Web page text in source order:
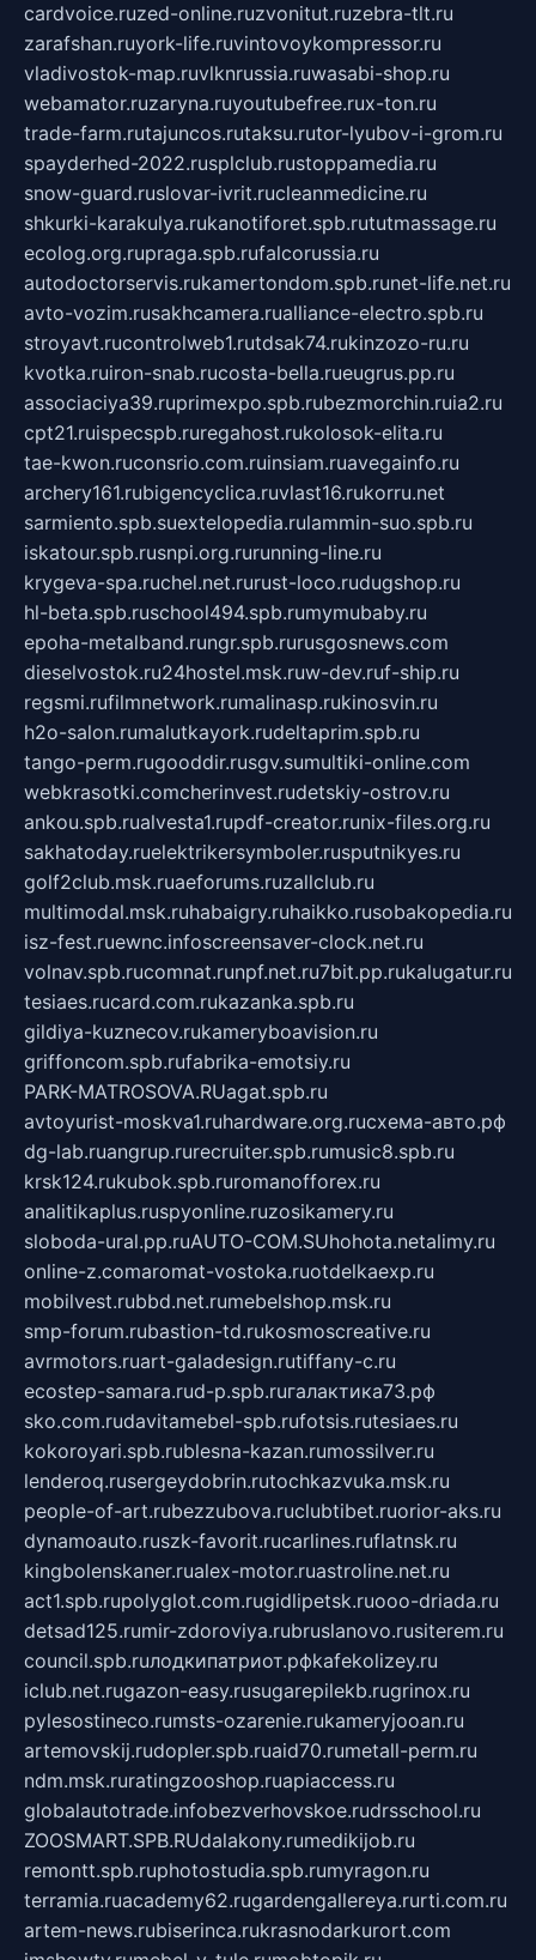
cardvoice.ruzed-online.ruzvonitut.ruzebra-tlt.ru
zarafshan.ruyork-life.ruvintovoykompressor.ru
vladivostok-map.ruvlknrussia.ruwasabi-shop.ru
webamator.ruzaryna.ruyoutubefree.rux-ton.ru
trade-farm.rutajuncos.rutaksu.rutor-lyubov-i-grom.ru
spayderhed-2022.rusplclub.rustoppamedia.ru
snow-guard.ruslovar-ivrit.rucleanmedicine.ru
shkurki-karakulya.rukanotiforet.spb.rututmassage.ru
ecolog.org.rupraga.spb.rufalcorussia.ru
autodoctorservis.rukamertondom.spb.runet-life.net.ru
avto-vozim.rusakhcamera.rualliance-electro.spb.ru
stroyavt.rucontrolweb1.rutdsak74.rukinzozo-ru.ru
kvotka.ruiron-snab.rucosta-bella.rueugrus.pp.ru
associaciya39.ruprimexpo.spb.rubezmorchin.ruia2.ru
cpt21.ruispecspb.ruregahost.rukolosok-elita.ru
tae-kwon.ruconsrio.com.ruinsiam.ruavegainfo.ru
archery161.rubigencyclica.ruvlast16.rukorru.net
sarmiento.spb.suextelopedia.rulammin-suo.spb.ru
iskatour.spb.rusnpi.org.rurunning-line.ru
krygeva-spa.ruchel.net.rurust-loco.rudugshop.ru
hl-beta.spb.ruschool494.spb.rumymubaby.ru
epoha-metalband.rungr.spb.rurusgosnews.com
dieselvostok.ru24hostel.msk.ruw-dev.ruf-ship.ru
regsmi.rufilmnetwork.rumalinasp.rukinosvin.ru
h2o-salon.rumalutkayork.rudeltaprim.spb.ru
tango-perm.rugooddir.rusgv.sumultiki-online.com
webkrasotki.comcherinvest.rudetskiy-ostrov.ru
ankou.spb.rualvesta1.rupdf-creator.runix-files.org.ru
sakhatoday.ruelektrikersymboler.rusputnikyes.ru
golf2club.msk.ruaeforums.ruzallclub.ru
multimodal.msk.ruhabaigry.ruhaikko.rusobakopedia.ru
isz-fest.ruewnc.infoscreensaver-clock.net.ru
volnav.spb.rucomnat.runpf.net.ru7bit.pp.rukalugatur.ru
tesiaes.rucard.com.rukazanka.spb.ru
gildiya-kuznecov.rukameryboavision.ru
griffoncom.spb.rufabrika-emotsiy.ru
PARK-MATROSOVA.RUagat.spb.ru
avtoyurist-moskva1.ruhardware.org.ruсхема-авто.рф
dg-lab.ruangrup.rurecruiter.spb.rumusic8.spb.ru
krsk124.rukubok.spb.ruromanofforex.ru
analitikaplus.ruspyonline.ruzosikamery.ru
sloboda-ural.pp.ruAUTO-COM.SUhohota.netalimy.ru
online-z.comaromat-vostoka.ruotdelkaexp.ru
mobilvest.rubbd.net.rumebelshop.msk.ru
smp-forum.rubastion-td.rukosmoscreative.ru
avrmotors.ruart-galadesign.rutiffany-c.ru
ecostep-samara.rud-p.spb.ruгалактика73.рф
sko.com.rudavitamebel-spb.rufotsis.rutesiaes.ru
kokoroyari.spb.rublesna-kazan.rumossilver.ru
lenderoq.rusergeydobrin.rutochkazvuka.msk.ru
people-of-art.rubezzubova.ruclubtibet.ruorior-aks.ru
dynamoauto.ruszk-favorit.rucarlines.ruflatnsk.ru
kingbolenskaner.rualex-motor.ruastroline.net.ru
act1.spb.rupolyglot.com.rugidlipetsk.ruooo-driada.ru
detsad125.rumir-zdoroviya.rubruslanovo.rusiterem.ru
council.spb.ruлодкипатриот.рфkafekolizey.ru
iclub.net.rugazon-easy.rusugarepilekb.rugrinox.ru
pylesostineco.rumsts-ozarenie.rukameryjooan.ru
artemovskij.rudopler.spb.ruaid70.rumetall-perm.ru
ndm.msk.ruratingzooshop.ruapiaccess.ru
globalautotrade.infobezverhovskoe.rudrsschool.ru
ZOOSMART.SPB.RUdalakony.rumedikijob.ru
remontt.spb.ruphotostudia.spb.rumyragon.ru
terramia.ruacademy62.rugardengallereya.rurti.com.ru
artem-news.rubiserinca.rukrasnodarkurort.com